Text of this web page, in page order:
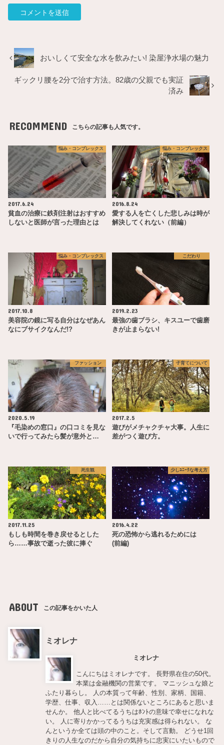
おいしくて安全な水を飲みたい! 染屋浄水場の魅力
ギックリ腰を2分で治す方法。82歳の父親でも実証
済み
RECOMMEND こちらの記事も人気です。
悩み・コンプレックス
2017.6.24
貧血の治療に鉄剤注射はおすすめ
しないと医師が言った理由とは
悩み・コンプレックス
2016.8.24
愛する人を亡くした悲しみは時が
解決してくれない（前編）
悩み・コンプレックス
2017.10.8
美容院の鏡に写る自分はなぜあん
なにブサイクなんだ!?
こだわり
2019.2.23
最強の歯ブラシ、キスユーで歯磨
きが止まらない!
ファッション
2020.5.19
『毛染めの窓口』の口コミを見な
いで行ってみたら髪が意外と…
子育てについて
2017.2.5
遊びがメチャクチャ大事。人生に
差がつく遊び方。
死生観
2017.11.25
もしも時間を巻き戻せるとした
ら……事故で逝った彼に捧ぐ
少しﾕﾆｰｸな考え方
2016.4.22
死の恐怖から逃れるためには
(前編)
ABOUT この記事をかいた人
ミオレナ
ミオレナ
こんにちはミオレナです。 長野県在住の50代。
本業は金融機関の営業です。 マニッシュな娘と
ふたり暮らし。 人の本質って年齢、性別、家柄、国籍、
学歴、仕事、収入……とは関係ないところにあると思いま
せんか。 他人と比べてるうちはﾎﾝﾄの意味で幸せになれな
い。 人に寄りかかってるうちは充実感は得られない。 な
んというか全ては頭の中のこと。そして言動。 どうせ1回
きりの人生なのだから自分の気持ちに忠実にいたいもので